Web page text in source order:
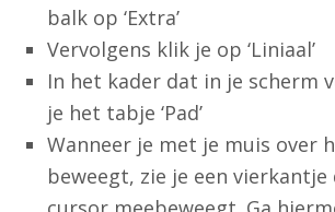
balk op ‘Extra’
Vervolgens klik je op ‘Liniaal’
In het kader dat in je scherm
je het tabje ‘Pad’
Wanneer je met je muis over
beweegt, zie je een